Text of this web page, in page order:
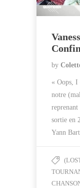
by
« Oops, I
notre
reprenant
sortie en
Yann